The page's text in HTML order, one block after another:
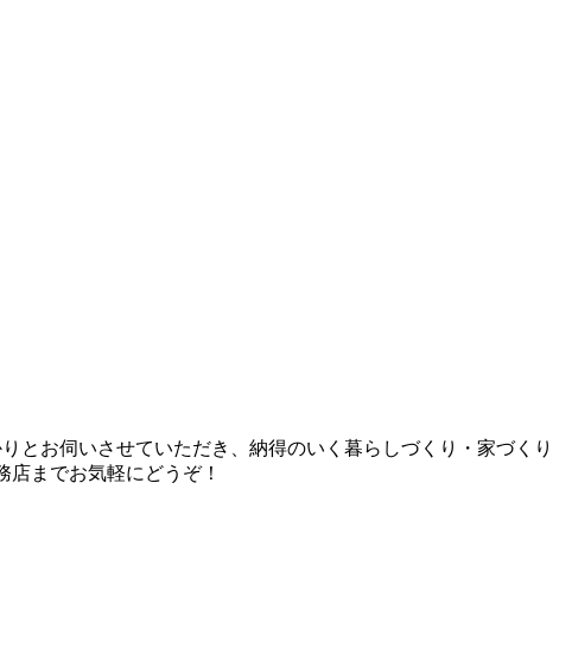
とお伺いさせていただき、納得のいく暮らしづくり・家づくり
までお気軽にどうぞ！